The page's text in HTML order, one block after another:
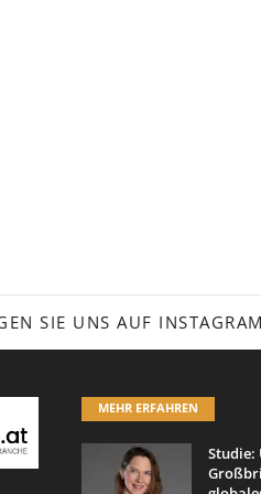
SIE UNS AUF INSTAGRAM
MEHR ERFAHREN
Studie: